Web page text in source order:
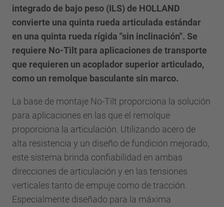
integrado de bajo peso (ILS) de HOLLAND
convierte una quinta rueda articulada estándar
en una quinta rueda rígida "sin inclinación". Se
requiere No-Tilt para aplicaciones de transporte
que requieren un acoplador superior articulado,
como un remolque basculante sin marco.
La base de montaje No-Tilt proporciona la solución
para aplicaciones en las que el remolque
proporciona la articulación. Utilizando acero de
alta resistencia y un diseño de fundición mejorado,
este sistema brinda confiabilidad en ambas
direcciones de articulación y en las tensiones
verticales tanto de empuje como de tracción.
Especialmente diseñado para la máxima